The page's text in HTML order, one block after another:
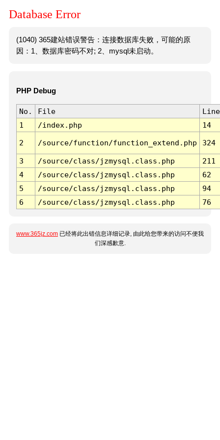
Database Error
(1040) 365建站错误警告：连接数据库失败，可能的原
因：1、数据库密码不对; 2、mysql未启动。
PHP Debug
No. File
Line
1
/index.php 14
2 /source/function/function_extend.php 324
3 /source/class/jzmysql.class.php
211
4
/source/class/jzmysql.class.php
62
5
/source/class/jzmysql.class.php
94
6
/source/class/jzmysql.class.php 76
www.365jz.com 已经将此出错信息详细记录, 由此给您带来的访问不便我
们深感歉意.